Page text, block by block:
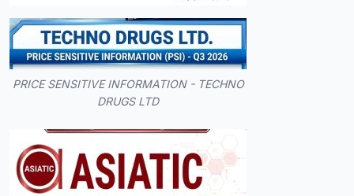
PRICE SENSITIVE INFORMATION - TECHNO
DRUGS LTD